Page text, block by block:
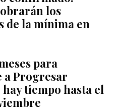
los
de la mínima en
para
a Progresar
tiempo hasta el